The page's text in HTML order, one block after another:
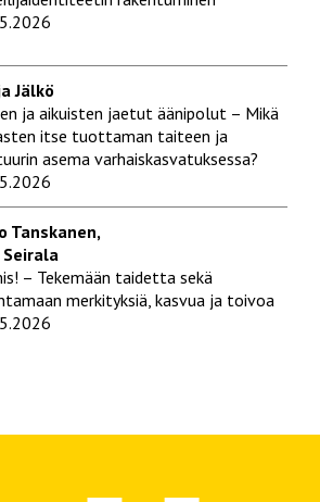
Jälkö
ja aikuisten jaetut äänipolut – Mikä
itse tuottaman taiteen ja
asema varhaiskasvatuksessa?
Tanskanen,
– Tekemään taidetta sekä
merkityksiä, kasvua ja toivoa